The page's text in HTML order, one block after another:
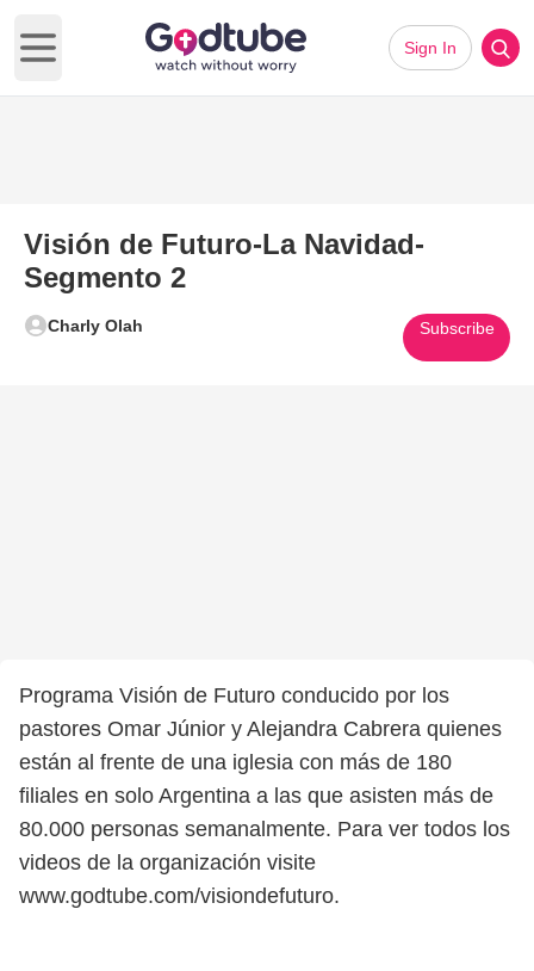
Open main menu
Sign In
Visión de Futuro-La Navidad-
Segmento 2
Charly Olah Subscribe
Programa Visión de Futuro conducido por los
pastores Omar Júnior y Alejandra Cabrera quienes
están al frente de una iglesia con más de 180
filiales en solo Argentina a las que asisten más de
80.000 personas semanalmente. Para ver todos los
videos de la organización visite
www.godtube.com/visiondefuturo.